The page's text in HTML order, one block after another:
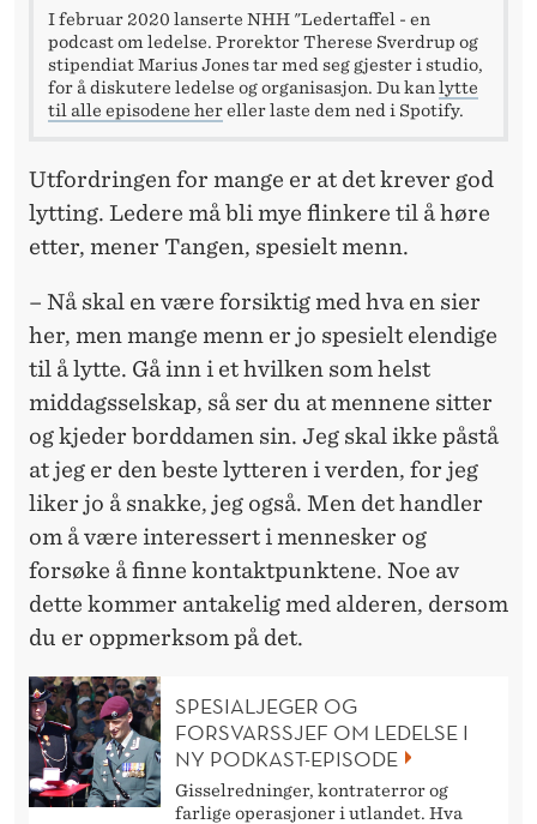
I februar 2020 lanserte NHH "Ledertaffel - en
podcast om ledelse. Prorektor Therese Sverdrup og
stipendiat Marius Jones tar med seg gjester i studio,
for å diskutere ledelse og organisasjon. Du kan lytte
til alle episodene hereller laste dem ned i Spotify.
Utfordringen for mange er at det krever god
lytting. Ledere må bli mye flinkere til å høre
etter, mener Tangen, spesielt menn.
– Nå skal en være forsiktig med hva en sier
her, men mange menn er jo spesielt elendige
til å lytte. Gå inn i et hvilken som helst
middagsselskap, så ser du at mennene sitter
og kjeder borddamen sin. Jeg skal ikke påstå
at jeg er den beste lytteren i verden, for jeg
liker jo å snakke, jeg også. Men det handler
om å være interessert i mennesker og
forsøke å finne kontaktpunktene. Noe av
dette kommer antakelig med alderen, dersom
du er oppmerksom på det.
SPESIALJEGER OG
FORSVARSSJEF OM LEDELSE I
NY PODKAST-EPISODE
Gisselredninger, kontraterror og
farlige operasjoner i utlandet. Hva